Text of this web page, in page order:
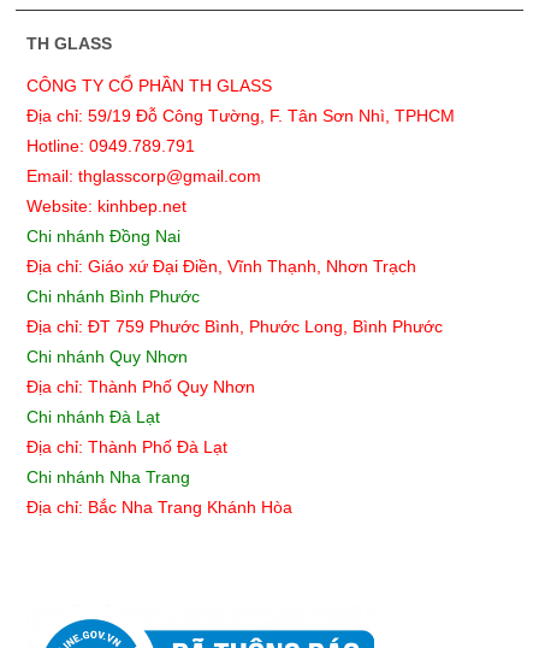
TH GLASS
CÔNG TY CỔ PHẦN TH GLASS
Địa chỉ: 59/19 Đỗ Công Tường, F. Tân Sơn Nhì, TPHCM
Hotline: 0949.789.791
Email: thglasscorp@gmail.com
Website: kinhbep.net
Chi nhánh Đồng Nai
Địa chỉ: Giáo xứ Đại Điền, Vĩnh Thạnh, Nhơn Trạch
Chi nhánh Bình Phước
Địa chỉ: ĐT 759 Phước Bình, Phước Long, Bình Phước
Chi nhánh Quy Nhơn
Địa chỉ: Thành Phố Quy Nhơn
Chi nhánh Đà Lạt
Địa chỉ: Thành Phố Đà Lạt
Chi nhánh Nha Trang
Địa chỉ: Bắc Nha Trang Khánh Hòa